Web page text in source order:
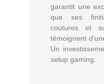
garantit une
que ses
coutures et
témoignent
Un
setup gaming.